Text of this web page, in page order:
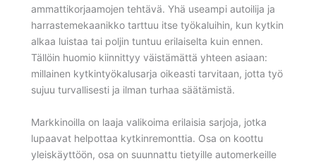
ammattikorjaamojen tehtävä. Yhä useampi autoilija ja
harrastemekaanikko tarttuu itse työkaluihin, kun kytkin
alkaa luistaa tai poljin tuntuu erilaiselta kuin ennen.
Tällöin huomio kiinnittyy väistämättä yhteen asiaan:
millainen kytkintyökalusarja oikeasti tarvitaan, jotta työ
sujuu turvallisesti ja ilman turhaa säätämistä.
Markkinoilla on laaja valikoima erilaisia sarjoja, jotka
lupaavat helpottaa kytkinremonttia. Osa on koottu
yleiskäyttöön, osa on suunnattu tietyille automerkeille